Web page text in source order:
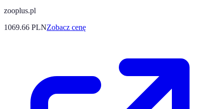
zooplus.pl
1069.66 PLNZobacz cenę